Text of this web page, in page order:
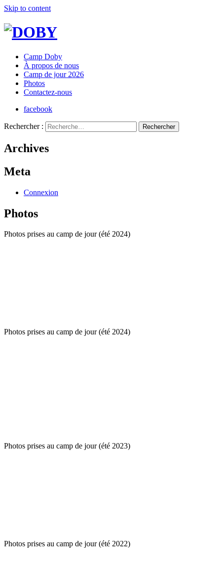
Skip to content
Camp Doby
À propos de nous
Camp de jour 2026
Photos
Contactez-nous
facebook
Rechercher :
Archives
Meta
Connexion
Photos
Photos prises au camp de jour (été 2024)
Photos prises au camp de jour (été 2024)
Photos prises au camp de jour (été 2023)
Photos prises au camp de jour (été 2022)